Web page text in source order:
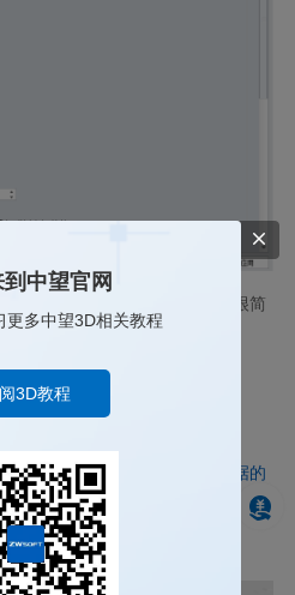
赛通加密环境的使用输入功能很简
一下，加深印象吧！
件的旧文件中静态几何线框数据的
中望官网
更多中望3D相关教程
3D教程